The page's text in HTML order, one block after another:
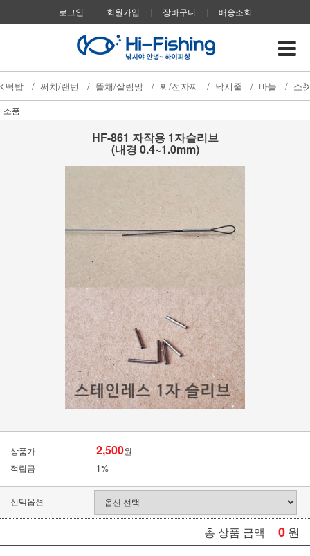
로그인 | 회원가입 | 장바구니 | 배송조회
떡밥 / 써치/랜턴 / 뜰채/살림망 / 찌/전자찌 / 낚시줄 / 바늘 / 소
소품
HF-861 자작용 1자슬리브
(내경 0.4~1.0mm)
상품가 2,500원
적립금
1%
선택옵션
총 상품 금액 0 원